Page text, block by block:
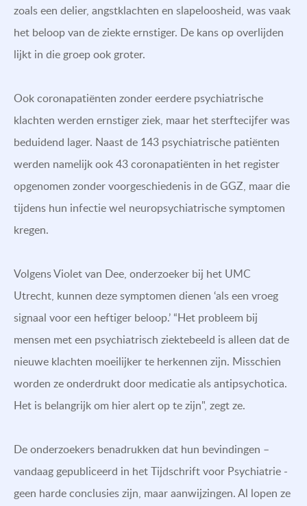
zoals een delier, angstklachten en slapeloosheid, was vaak
het beloop van de ziekte ernstiger. De kans op overlijden
lijkt in die groep ook groter.
Ook coronapatiënten zonder eerdere psychiatrische
klachten werden ernstiger ziek, maar het sterftecijfer was
beduidend lager. Naast de 143 psychiatrische patiënten
werden namelijk ook 43 coronapatiënten in het register
opgenomen zonder voorgeschiedenis in de GGZ, maar die
tijdens hun infectie wel neuropsychiatrische symptomen
kregen.
Volgens Violet van Dee, onderzoeker bij het UMC
Utrecht, kunnen deze symptomen dienen ‘als een vroeg
signaal voor een heftiger beloop.’ “Het probleem bij
mensen met een psychiatrisch ziektebeeld is alleen dat de
nieuwe klachten moeilijker te herkennen zijn. Misschien
worden ze onderdrukt door medicatie als antipsychotica.
Het is belangrijk om hier alert op te zijn", zegt ze.
De onderzoekers benadrukken dat hun bevindingen –
vandaag gepubliceerd in het Tijdschrift voor Psychiatrie -
geen harde conclusies zijn, maar aanwijzingen. Al lopen ze